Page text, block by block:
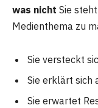
was nicht Sie
Medienthema zu
Sie versteckt
Sie erklärt sich
Sie erwartet